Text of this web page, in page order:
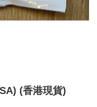
(香港現貨)